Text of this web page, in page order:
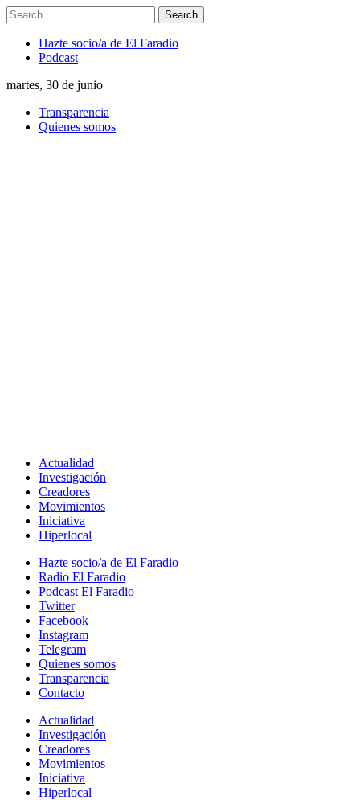
Hazte socio/a de El Faradio
Podcast
martes, 30 de junio
Transparencia
Quienes somos
Actualidad
Investigación
Creadores
Movimientos
Iniciativa
Hiperlocal
Hazte socio/a de El Faradio
Radio El Faradio
Podcast El Faradio
Twitter
Facebook
Instagram
Telegram
Quienes somos
Transparencia
Contacto
Actualidad
Investigación
Creadores
Movimientos
Iniciativa
Hiperlocal